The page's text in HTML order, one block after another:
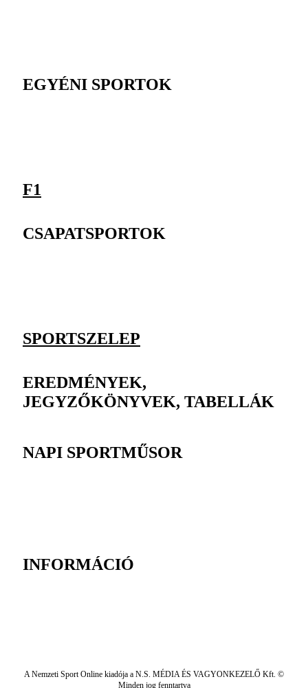
EGYÉNI SPORTOK
F1
CSAPATSPORTOK
SPORTSZELEP
EREDMÉNYEK,
JEGYZŐKÖNYVEK, TABELLÁK
NAPI SPORTMŰSOR
INFORMÁCIÓ
A Nemzeti Sport Online kiadója a N.S. MÉDIA ÉS VAGYONKEZELŐ Kft. ©
Minden jog fenntartva